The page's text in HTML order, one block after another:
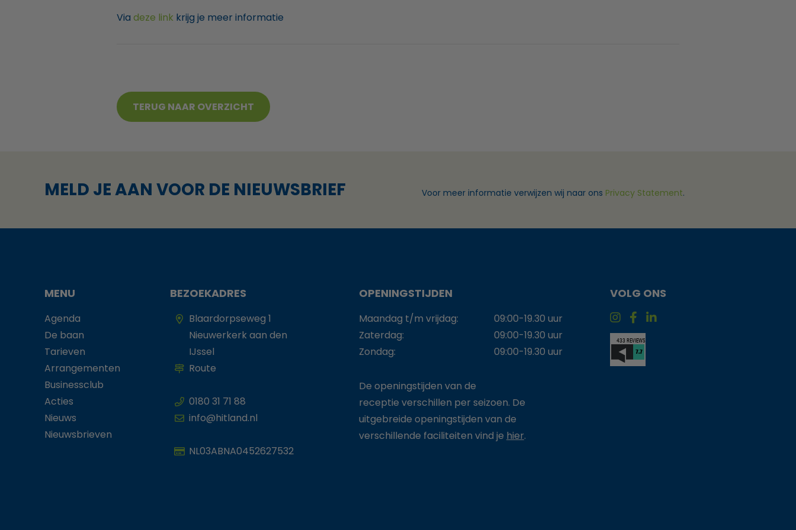
Via deze link krijg je meer informatie
TERUG NAAR OVERZICHT
MELD JE AAN VOOR DE NIEUWSBRIEF Voor meer informatie verwijzen wij naar ons Privacy Statement.
MENU
Agenda
De baan
Tarieven
Arrangementen
Businessclub
Acties
Nieuws
Nieuwsbrieven
BEZOEKADRES
Blaardorpseweg 1
Nieuwerkerk aan den
IJssel
Route
0180 31 71 88
info@hitland.nl
NL03ABNA0452627532
OPENINGSTIJDEN
Maandag t/m vrijdag:
09:00-19.30 uur
Zaterdag:
09:00-19.30 uur
Zondag:
09:00-19.30 uur
De openingstijden van de
receptie verschillen per seizoen. De
uitgebreide openingstijden van de
verschillende faciliteiten vind je hier.
VOLG ONS